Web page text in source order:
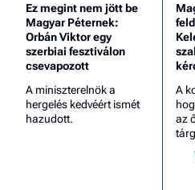
Ez megint nem jött be
Magyar Péternek:
Orbán Viktor egy
szerbiai fesztiválon
csevapozott
A miniszterelnök a
hergelés kedvéért ismét
hazudott.
A
az